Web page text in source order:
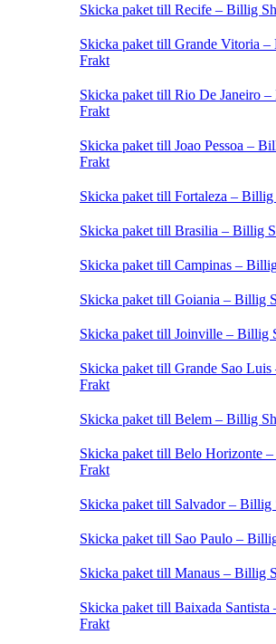
Skicka paket till Recife – Billig
Skicka paket till Grande Vitoria
Frakt
Skicka paket till Rio De Janeiro
Frakt
Skicka paket till Joao Pessoa –
Frakt
Skicka paket till Fortaleza –
Skicka paket till Brasilia – Billig
Skicka paket till Campinas –
Skicka paket till Goiania – Billig
Skicka paket till Joinville – Billig
Skicka paket till Grande Sao
Frakt
Skicka paket till Belem – Billig
Skicka paket till Belo Horizonte
Frakt
Skicka paket till Salvador – Billig
Skicka paket till Sao Paulo –
Skicka paket till Manaus – Billig
Skicka paket till Baixada
Frakt